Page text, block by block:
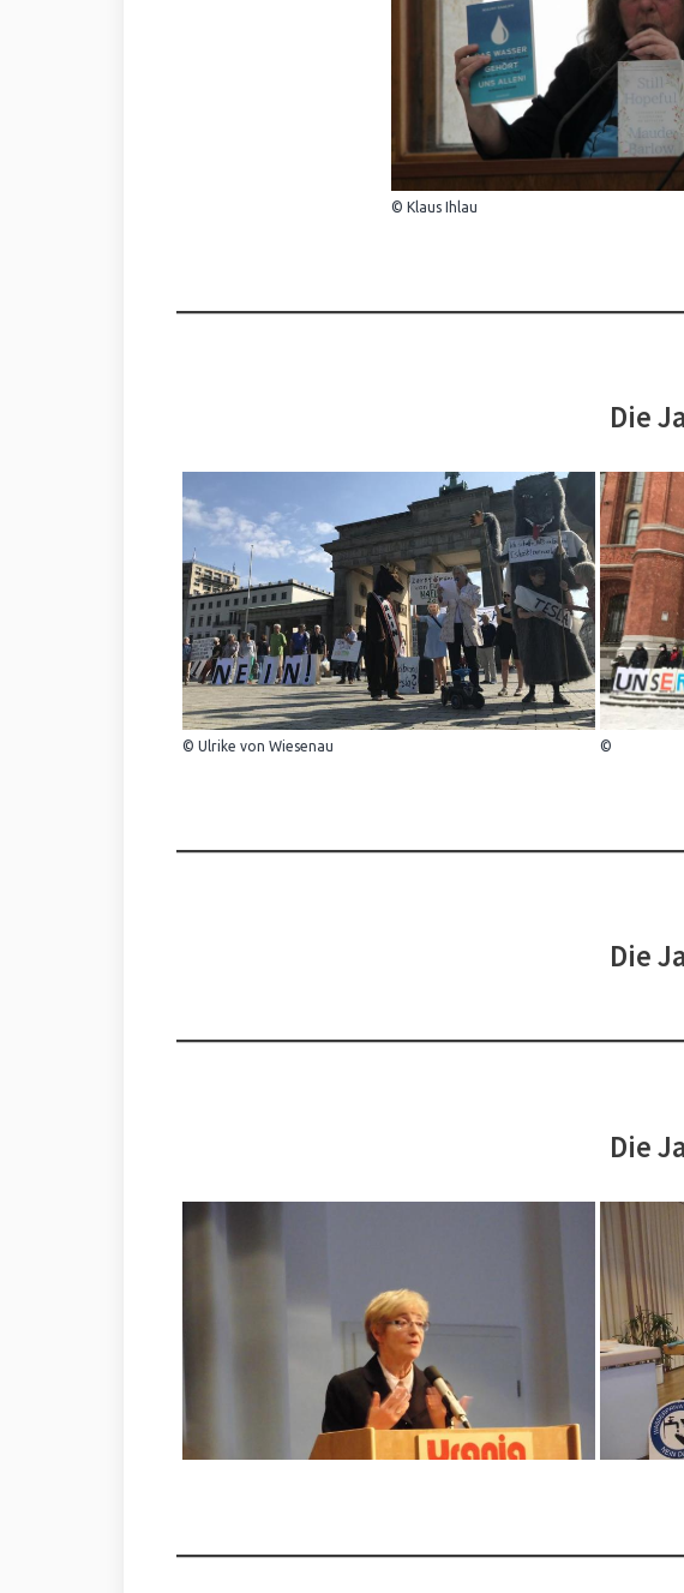
© Klaus Ihlau
Die
© Ulrike von Wiesenau ©
Die
Die